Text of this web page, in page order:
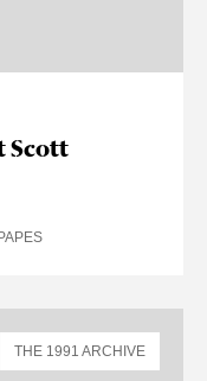
Scott
THE 1991 ARCHIVE